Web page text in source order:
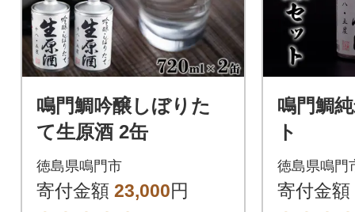
鳴門鯛吟醸しぼりた
て生原酒 2缶
徳島県鳴門市
寄付金額 23,000円
鳴門鯛
ト
徳島県鳴門
寄付金額